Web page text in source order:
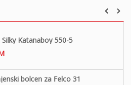
Silky Katanaboy 550-5
bolcen za Felco 31